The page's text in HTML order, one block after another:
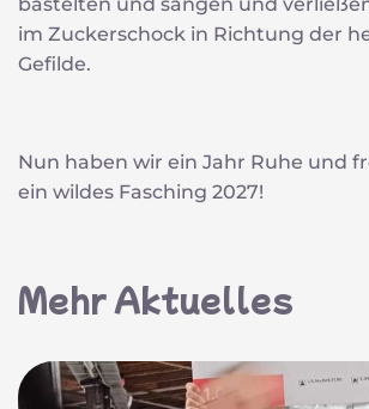
im Zuckerschock in Richtung der
Gefilde.
Nun haben wir ein Jahr Ruhe und
ein wildes Fasching 2027!
Mehr Aktuelles